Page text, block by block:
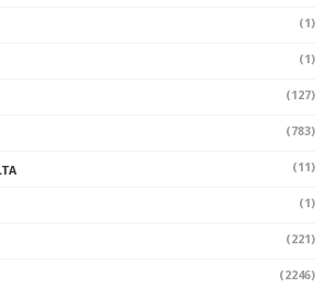
(1)
(1)
(127)
(783)
(11)
(1)
(221)
(2246)